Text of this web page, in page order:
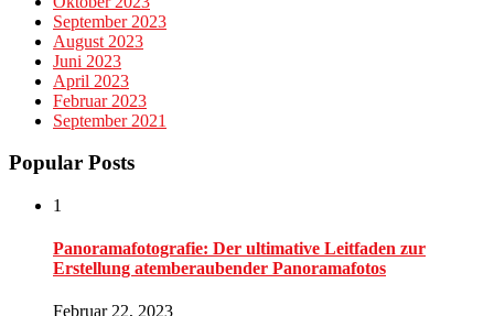
September 2023
August 2023
Juni 2023
April 2023
Februar 2023
September 2021
Popular Posts
1
Panoramafotografie: Der ultimative Leitfaden zur
Erstellung atemberaubender Panoramafotos
Februar 22, 2023